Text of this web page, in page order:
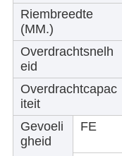
Riembreedte
(MM.)
Overdrachtsnelh
eid
Overdrachtcapac
iteit
Gevoeli
gheid
FE